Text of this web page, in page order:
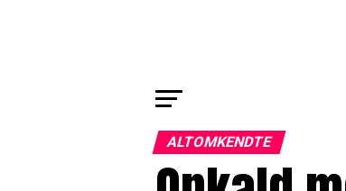
ALTOMKENDTE